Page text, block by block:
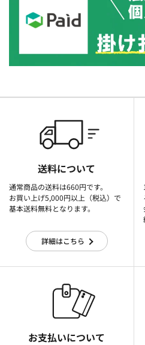
送料について
通常商品の送料は660円です。
お買い上げ5,000円以上（税込）で
基本送料無料となります。
詳細はこちら
お支払いについて